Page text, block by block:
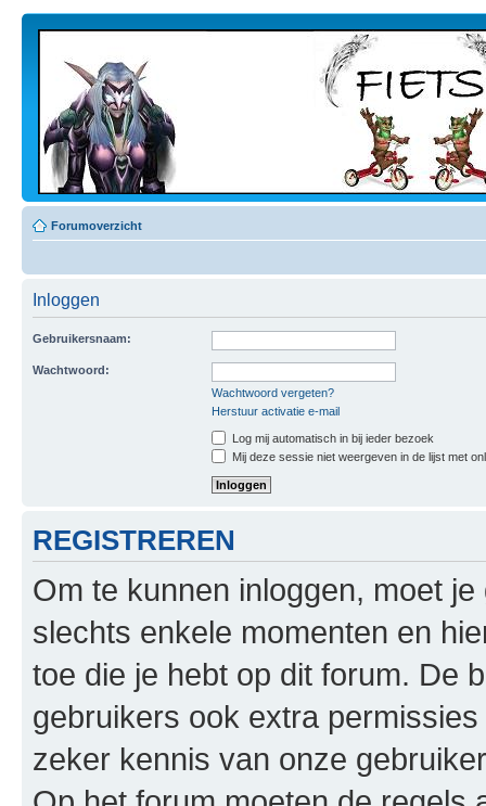
Forumoverzicht
Inloggen
Gebruikersnaam:
Wachtwoord:
Wachtwoord vergeten?
Herstuur activatie e-mail
Log mij automatisch in bij ieder bezoek
Mij deze sessie niet weergeven in de lijst met
REGISTREREN
Om te kunnen inloggen, moet
slechts enkele momenten en
toe die je hebt op dit forum. De
gebruikers ook extra
zeker kennis van onze